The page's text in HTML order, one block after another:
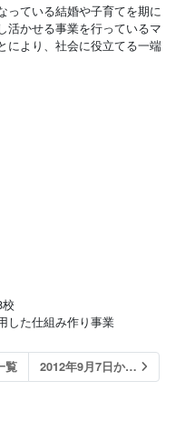
っている結婚や子育てを期に
活かせる事業を行っているマ
により、社会に役立てる一端
した仕組み作り事業
覧 2012年9月7日か…